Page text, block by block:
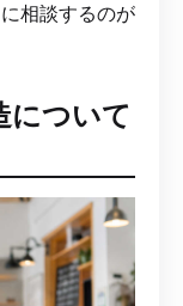
相談するのが
について